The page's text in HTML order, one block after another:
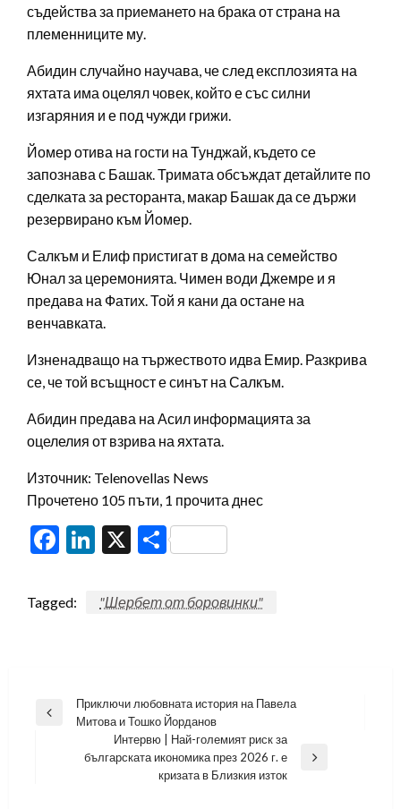
съдейства за приемането на брака от страна на
племенниците му.
Абидин случайно научава, че след експлозията на
яхтата има оцелял човек, който е със силни
изгаряния и е под чужди грижи.
Йомер отива на гости на Тунджай, където се
запознава с Башак. Тримата обсъждат детайлите по
сделката за ресторанта, макар Башак да се държи
резервирано към Йомер.
Салкъм и Елиф пристигат в дома на семейство
Юнал за церемонията. Чимен води Джемре и я
предава на Фатих. Той я кани да остане на
венчавката.
Изненадващо на тържеството идва Емир. Разкрива
се, че той всъщност е синът на Салкъм.
Абидин предава на Асил информацията за
оцелелия от взрива на яхтата.
Източник: Telenovellas News
Прочетено 105 пъти, 1 прочита днес
Facebook
LinkedIn
X Share
Tagged: "Шербет от боровинки"
Навигация
Previous
Приключи любовната история на Павела
Митова и Тошко Йорданов
Интервю | Най-големият риск за
българската икономика през 2026 г. е
кризата в Близкия изток